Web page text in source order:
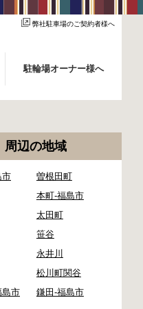
弊社駐車場のご契約者様へ
駐輪場オーナー様へ
周辺の地域
市
曽根田町
本町-福島市
太田町
笹谷
永井川
松川町関谷
島市
鎌田-福島市